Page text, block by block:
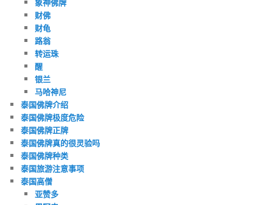
财佛
财龟
路翁
转运珠
醒
银兰
马哈神尼
泰国佛牌介绍
泰国佛牌极度危险
泰国佛牌正牌
泰国佛牌真的很灵验吗
泰国佛牌种类
泰国旅游注意事项
泰国高僧
亚赞多